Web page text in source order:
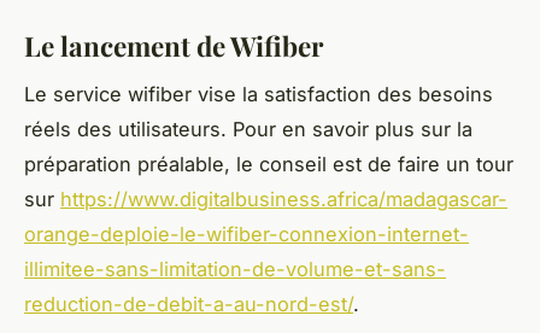
Le lancement de Wifiber
Le service wifiber vise la satisfaction des besoins
réels des utilisateurs. Pour en savoir plus sur la
préparation préalable, le conseil est de faire un tour
sur https://www.digitalbusiness.africa/madagascar-
orange-deploie-le-wifiber-connexion-internet-
illimitee-sans-limitation-de-volume-et-sans-
reduction-de-debit-a-au-nord-est/.